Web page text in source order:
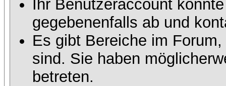
Ihr Benutzeraccount
gegebenenfalls ab und
Es gibt Bereiche im
sind. Sie haben
betreten.